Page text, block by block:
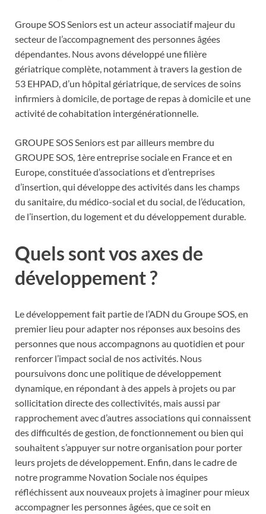
Groupe SOS Seniors est un acteur associatif majeur du
secteur de l’accompagnement des personnes âgées
dépendantes. Nous avons développé une filière
gériatrique complète, notamment à travers la gestion de
53 EHPAD, d’un hôpital gériatrique, de services de soins
infirmiers à domicile, de portage de repas à domicile et une
activité de cohabitation intergénérationnelle.
GROUPE SOS Seniors est par ailleurs membre du
GROUPE SOS, 1ère entreprise sociale en France et en
Europe, constituée d’associations et d’entreprises
d’insertion, qui développe des activités dans les champs
du sanitaire, du médico-social et du social, de l’éducation,
de l’insertion, du logement et du développement durable.
Quels sont vos axes de
développement ?
Le développement fait partie de l’ADN du Groupe SOS, en
premier lieu pour adapter nos réponses aux besoins des
personnes que nous accompagnons au quotidien et pour
renforcer l’impact social de nos activités. Nous
poursuivons donc une politique de développement
dynamique, en répondant à des appels à projets ou par
sollicitation directe des collectivités, mais aussi par
rapprochement avec d’autres associations qui connaissent
des difficultés de gestion, de fonctionnement ou bien qui
souhaitent s’appuyer sur notre organisation pour porter
leurs projets de développement. Enfin, dans le cadre de
notre programme Novation Sociale nos équipes
réfléchissent aux nouveaux projets à imaginer pour mieux
accompagner les personnes âgées, que ce soit en